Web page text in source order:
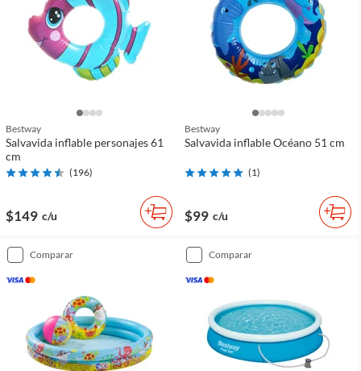
Bestway
Salvavida inflable personajes 61
cm
(196)
$149 c/u
Bestway
Salvavida inflable Océano 51 cm
(1)
$99 c/u
comparar comparar